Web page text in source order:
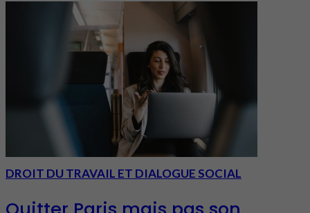
DROIT DU TRAVAIL ET DIALOGUE SOCIAL